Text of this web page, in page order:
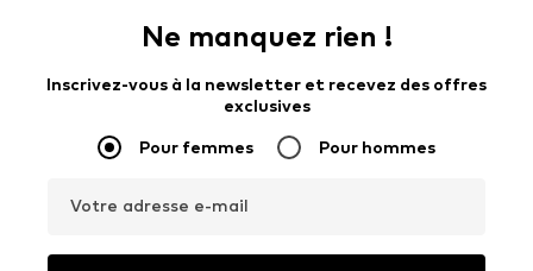
Ne manquez rien !
Inscrivez-vous à la newsletter et recevez des offres
exclusives
Pour femmes Pour hommes
Votre adresse e-mail